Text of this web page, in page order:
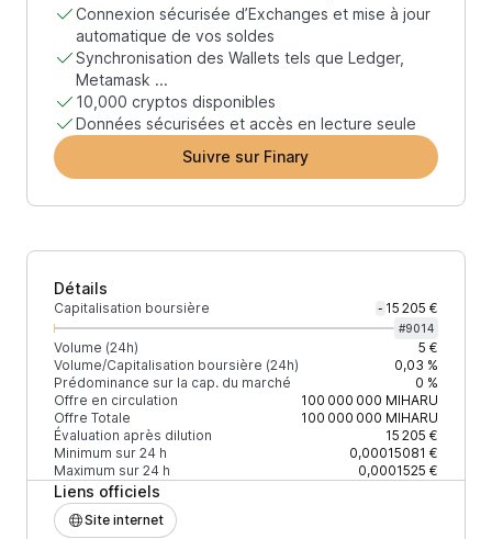
Connexion sécurisée d’Exchanges et mise à jour
automatique de vos soldes
Synchronisation des Wallets tels que Ledger,
Metamask ...
10,000 cryptos disponibles
Données sécurisées et accès en lecture seule
Suivre sur Finary
Détails
Capitalisation boursière - 15 205 €
#9014
Volume (24h)
5 €
Volume/Capitalisation boursière (24h)
0,03 %
Prédominance sur la cap. du marché
0 %
Offre en circulation
100 000 000 MIHARU
Offre Totale
100 000 000 MIHARU
Évaluation après dilution
15 205 €
Minimum sur 24 h
0,00015081 €
Maximum sur 24 h
0,0001525 €
Liens officiels
Site internet